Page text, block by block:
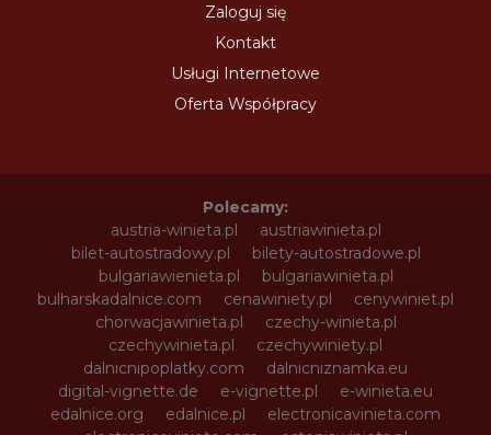
Zaloguj się
Kontakt
Usługi Internetowe
Oferta Współpracy
Polecamy:
austria-winieta.pl
austriawinieta.pl
bilet-autostradowy.pl
bilety-autostradowe.pl
bulgariawienieta.pl
bulgariawinieta.pl
bulharskadalnice.com
cenawiniety.pl
cenywiniet.pl
chorwacjawinieta.pl
czechy-winieta.pl
czechywinieta.pl
czechywiniety.pl
dalnicnipoplatky.com
dalnicniznamka.eu
digital-vignette.de
e-vignette.pl
e-winieta.eu
edalnice.org
edalnice.pl
electronicavinieta.com